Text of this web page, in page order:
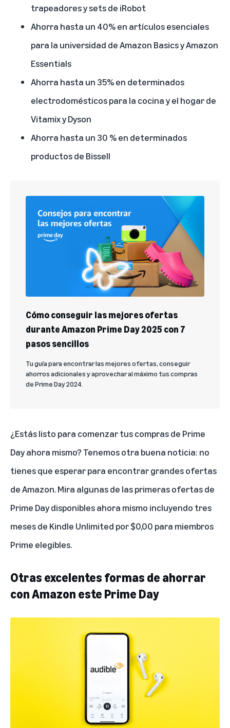
trapeadores y sets de iRobot
Ahorra hasta un 40% en artículos esenciales
para la universidad deAmazon BasicsyAmazon
Essentials
Ahorra hasta un 35% en determinados
electrodomésticos para la cocina y el hogar de
VitamixyDyson
Ahorra hasta un 30 % en determinados
productos de Bissell
Cómo conseguir las mejores ofertas
durante Amazon Prime Day 2025 con 7
pasos sencillos
Tu guía para encontrar las mejores ofertas, conseguir
ahorros adicionales y aprovechar al máximo tus compras
de Prime Day 2024.
¿Estás listo para comenzar tus compras de Prime
Day ahora mismo? Tenemos otra buena noticia: no
tienes que esperar para encontrar grandes ofertas
de Amazon. Mira algunas de las primeras ofertas de
Prime Day disponibles ahora mismo incluyendo tres
meses de Kindle Unlimited por $0,00 para miembros
Prime elegibles.
Otras excelentes formas de ahorrar
con Amazon este Prime Day